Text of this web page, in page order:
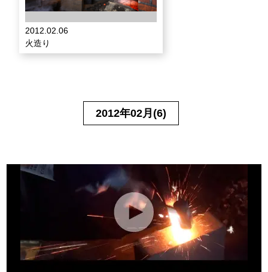
2012.02.06
火造り
2012年02月(6)